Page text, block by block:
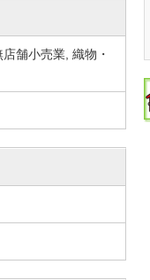
舗小売業, 織物・